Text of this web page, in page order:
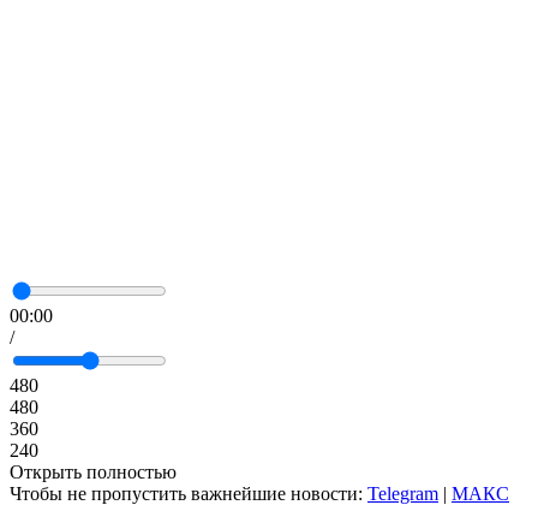
00:00
/
480
480
360
240
Открыть полностью
Чтобы не пропустить важнейшие новости: Telegram | MAКС